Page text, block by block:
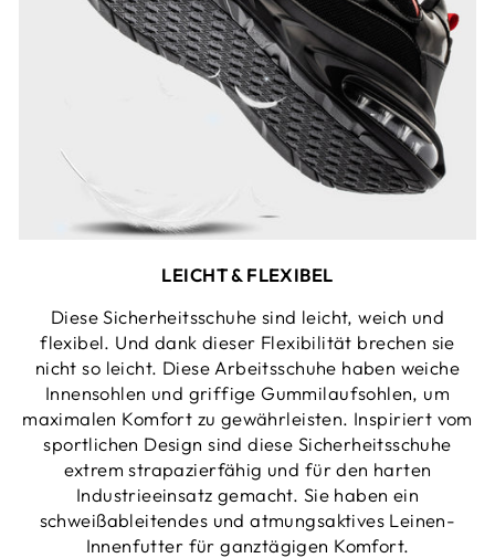
LEICHT & FLEXIBEL
Diese Sicherheitsschuhe sind leicht, weich und
flexibel. Und dank dieser Flexibilität brechen sie
nicht so leicht. Diese Arbeitsschuhe haben weiche
Innensohlen und griffige Gummilaufsohlen, um
maximalen Komfort zu gewährleisten. Inspiriert vom
sportlichen Design sind diese Sicherheitsschuhe
extrem strapazierfähig und für den harten
Industrieeinsatz gemacht. Sie haben ein
schweißableitendes und atmungsaktives Leinen-
Innenfutter für ganztägigen Komfort.